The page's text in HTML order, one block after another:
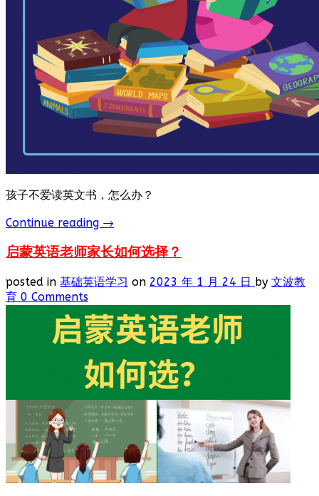
孩子不爱读英文书，怎么办？
Continue reading →
启蒙英语老师家长如何选择？
posted in 基础英语学习 on 2023 年 1 月 24 日 by 文波教
育 0 Comments